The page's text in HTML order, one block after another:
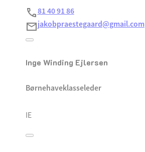
81 40 91 86
jakobpraestegaard@gmail.com
Inge Winding Ejlersen
Børnehaveklasseleder
IE